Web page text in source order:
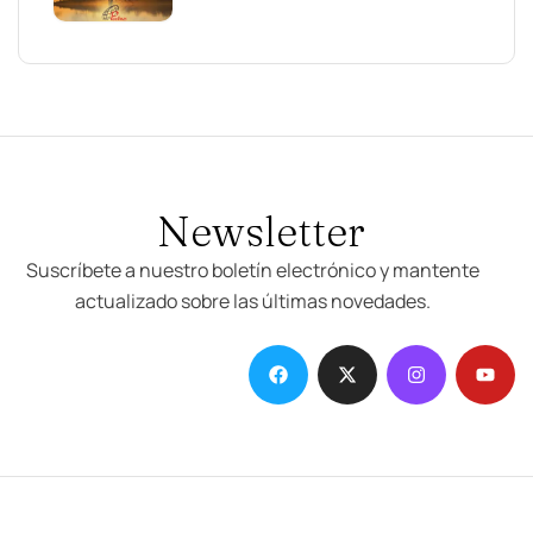
Newsletter
Suscríbete a nuestro boletín electrónico y mantente
actualizado sobre las últimas novedades.